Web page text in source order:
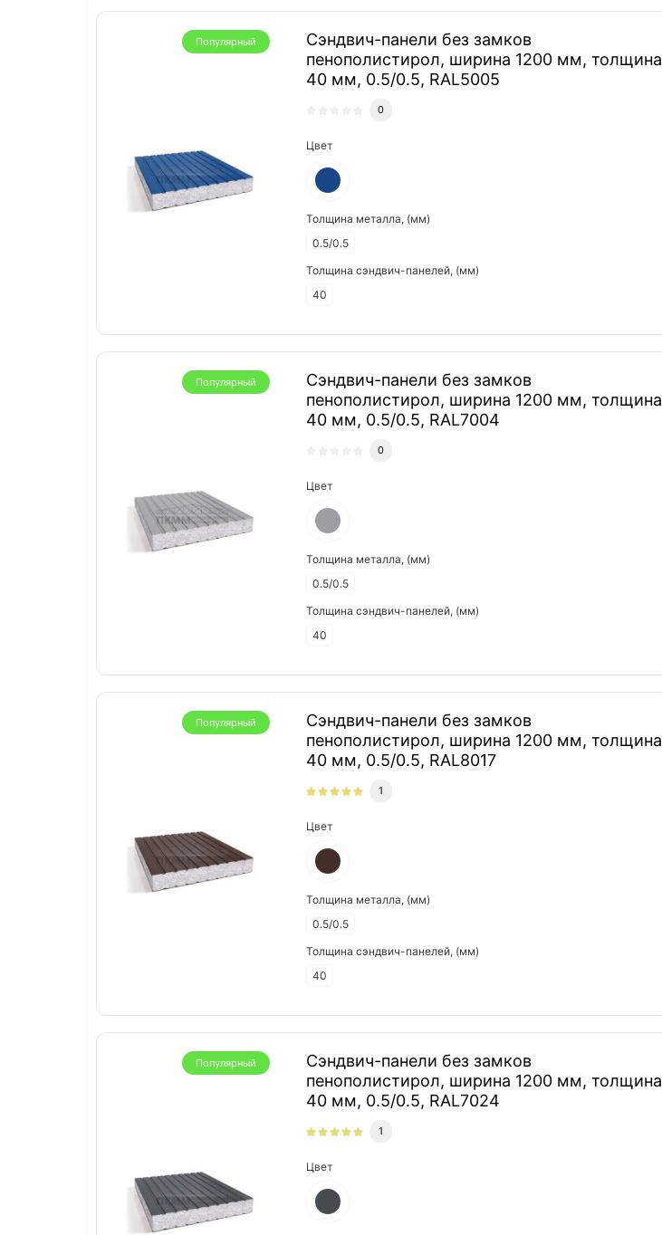
Популярный
Сэндвич-панели без замков
пенополистирол, ширина 1200 мм, толщина
40 мм, 0.5/0.5, RAL5005
Цвет
Толщина металла, (мм)
0.5/0.5
Толщина сэндвич-панелей, (мм)
40
0
Популярный
Сэндвич-панели без замков
пенополистирол, ширина 1200 мм, толщина
40 мм, 0.5/0.5, RAL7004
Цвет
Толщина металла, (мм)
0.5/0.5
Толщина сэндвич-панелей, (мм)
40
0
Популярный
Сэндвич-панели без замков
пенополистирол, ширина 1200 мм, толщина
40 мм, 0.5/0.5, RAL8017
Цвет
Толщина металла, (мм)
0.5/0.5
Толщина сэндвич-панелей, (мм)
40
1
Популярный
Сэндвич-панели без замков
пенополистирол, ширина 1200 мм, толщина
40 мм, 0.5/0.5, RAL7024
Цвет
1